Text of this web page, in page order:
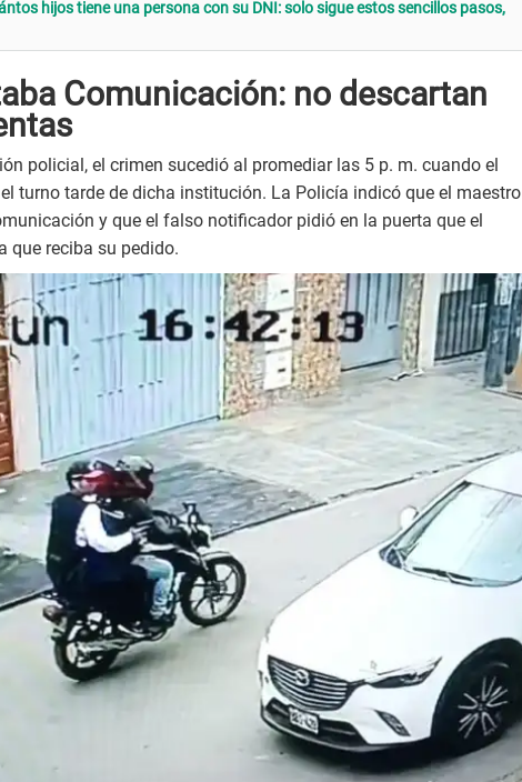
hijos tiene una persona con su DNI: solo sigue estos sencillos pasos,
Comunicación: no descartan
policial, el crimen sucedió al promediar las 5 p. m. cuando el
turno tarde de dicha institución. La Policía indicó que el maestro
y que el falso notificador pidió en la puerta que el
que reciba su pedido.